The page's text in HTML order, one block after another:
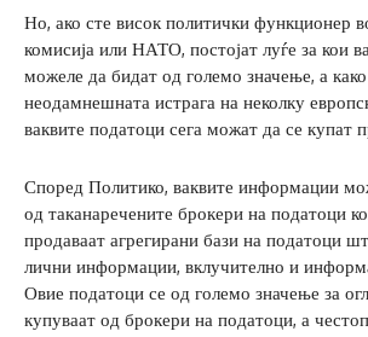
Но, ако сте висок политички функционер
комисија или НАТО, постојат луѓе за кои
можеле да бидат од големо значење, а
неодамнешната истрага на неколку
ваквите податоци сега можат да се купат
Според Политико, ваквите информации
од таканаречените брокери на податоци
продаваат агрегирани бази на податоци
лични информации, вклучително и
Овие податоци се од големо значење за
купуваат од брокери на податоци, а